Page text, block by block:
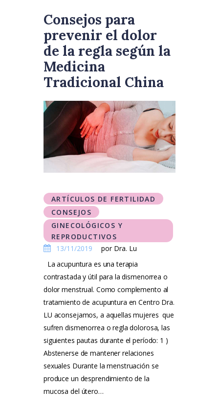
Consejos para
prevenir el dolor
de la regla según la
Medicina
Tradicional China
ARTÍCULOS DE FERTILIDAD
CONSEJOS
GINECOLÓGICOS Y
REPRODUCTIVOS
13/11/2019
por Dra. Lu
La acupuntura es una terapia
contrastada y útil para la dismenorrea o
dolor menstrual. Como complemento al
tratamiento de acupuntura en Centro Dra.
LU aconsejamos, a aquellas mujeres que
sufren dismenorrea o regla dolorosa, las
siguientes pautas durante el período: 1 )
Abstenerse de mantener relaciones
sexuales Durante la menstruación se
produce un desprendimiento de la
mucosa del útero…